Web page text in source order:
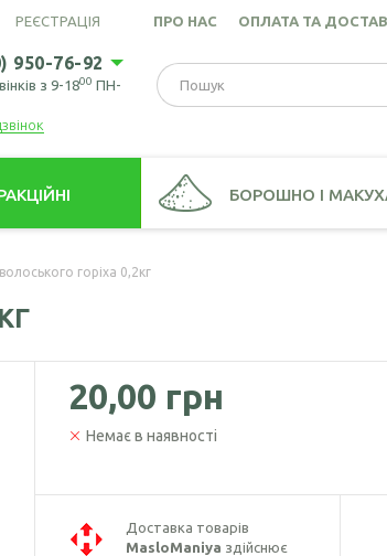
РЕЄСТРАЦІЯ ПРО НАС ОПЛАТА ТА
950-76-92
з 9-1800 ПН-
БОРОШНО І
Борошно зародків пшениці
Борошно кунжутне
Борошно лляне
горіха 0,2кг
20,00 грн
Немає в наявності
Доставка товарів
MasloManiya здійснює